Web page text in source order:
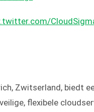
Zwitserland, biedt
flexibele